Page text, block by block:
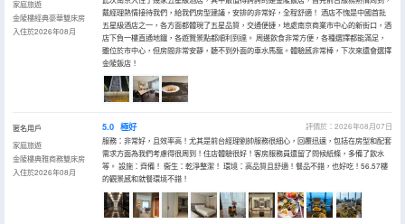
家庭旅遊
金陵樓經典豪華雙床房
入住於2026年08月
戴經理熱情接待我們，給我們房型建議，安排的非常好，全程舒適！ 酒店不愧是中國首批
五星級酒店之一，各方面都體現了五星品質，交通便捷，地處南京商業市中心的新街口，酒
店下負一樓直通地鐵，各遊覽景點都順利到達。 周邊飲食非常方便，各種選擇都能滿足，
雖位於市中心，但房間非常安靜，聽不到外面的車水馬龍。體驗感非常棒，下次來還會選擇
金陵飯店！
匿名用戶
家庭旅遊
金陵樓典雅商務雙床房
入住於2026年08月
5.0 極好
評價於：2026年08月07日
服務：非常好，且效率高！尤其是前台經理劉帥服務很細心，回覆迅速，包括在房型和配套
需求方面為我們考慮得很周到！住店體驗很好！客房服務員還留了問候紙條，多備了飲水
等。 設施：齊備！ 衞生：乾淨整潔！ 環境：高品質且舒適！餐品不錯，也好吃！56.57樓
的觀景感和就餐環境不錯！